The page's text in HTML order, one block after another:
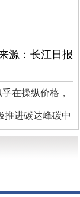
源：长江日报
在操纵价格，
推进碳达峰碳中